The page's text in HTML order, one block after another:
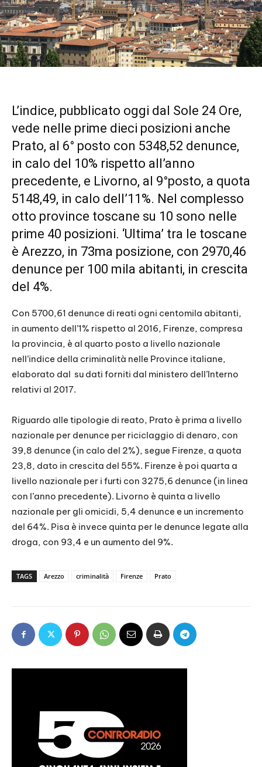
L’indice, pubblicato oggi dal Sole 24 Ore,
vede nelle prime dieci posizioni anche
Prato, al 6° posto con 5348,52 denunce,
in calo del 10% rispetto all’anno
precedente, e Livorno, al 9°posto, a quota
5148,49, in calo dell’11%. Nel complesso
otto province toscane su 10 sono nelle
prime 40 posizioni. ‘Ultima’ tra le toscane
è Arezzo, in 73ma posizione, con 2970,46
denunce per 100 mila abitanti, in crescita
del 4%.
Con 5700,61 denunce di reati ogni centomila abitanti,
in aumento dell’1% rispetto al 2016, Firenze, compresa
la provincia, è al quarto posto a livello nazionale
nell’indice della criminalità nelle Province italiane,
elaborato dal su dati forniti dal ministero dell’Interno
relativi al 2017.
Riguardo alle tipologie di reato, Prato è prima a livello
nazionale per denunce per riciclaggio di denaro, con
39,8 denunce (in calo del 2%), segue Firenze, a quota
23,8, dato in crescita del 55%. Firenze è poi quarta a
livello nazionale per i furti con 3275,6 denunce (in linea
con l’anno precedente). Livorno è quinta a livello
nazionale per gli omicidi, 5,4 denunce e un incremento
del 64%. Pisa è invece quinta per le denunce legate alla
droga, con 93,4 e un aumento del 9%.
TAGS Arezzo criminalità Firenze Prato